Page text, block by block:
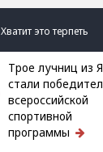
Хватит это терпеть
Трое лучниц из Якутии
стали
всероссийской
спортивной
программы